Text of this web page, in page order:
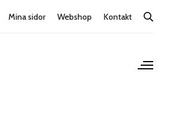
Mina sidor Webshop Kontakt